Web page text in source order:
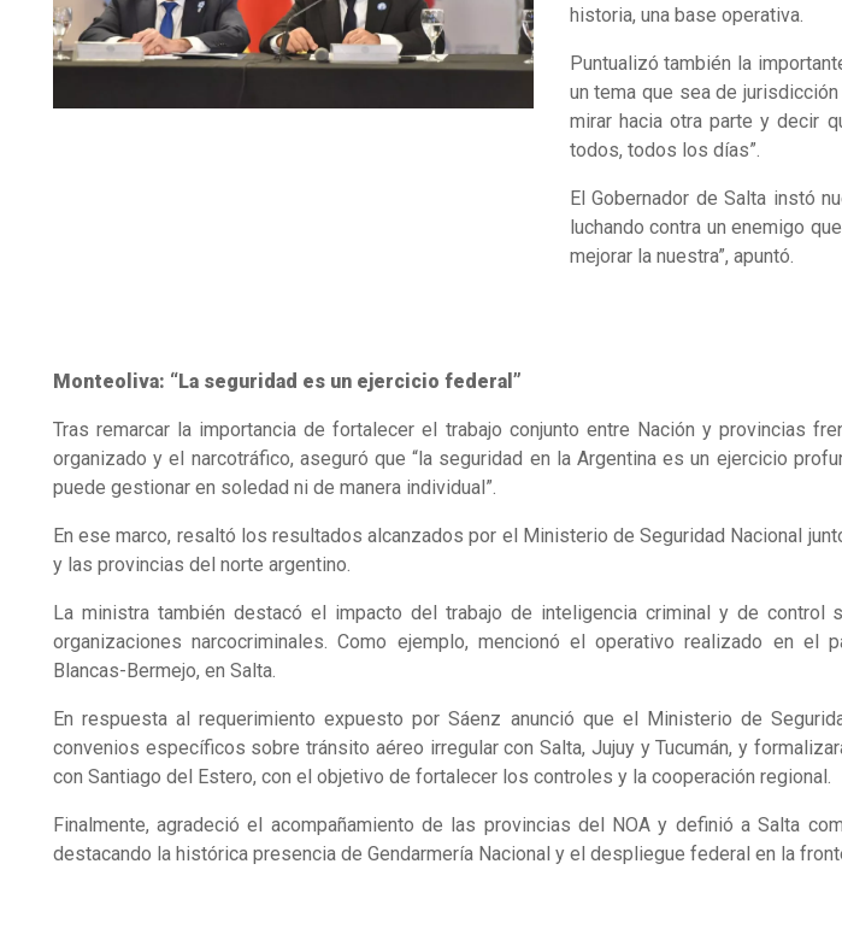
historia, una base operativa.
Puntualizó también la
un tema que sea de
mirar hacia otra parte y decir
todos, todos los días”.
El Gobernador de Salta instó
luchando contra un enemigo
mejorar la nuestra”, apuntó.
Monteoliva: “La seguridad es un ejercicio federal”
Tras remarcar la importancia de fortalecer el trabajo conjunto entre Nación y provincias
organizado y el narcotráfico, aseguró que “la seguridad en la Argentina es un ejercicio
puede gestionar en soledad ni de manera individual”.
En ese marco, resaltó los resultados alcanzados por el Ministerio de Seguridad Nacional
y las provincias del norte argentino.
La ministra también destacó el impacto del trabajo de inteligencia criminal y de control
organizaciones narcocriminales. Como ejemplo, mencionó el operativo realizado en el
Blancas-Bermejo, en Salta.
En respuesta al requerimiento expuesto por Sáenz anunció que el Ministerio de
convenios específicos sobre tránsito aéreo irregular con Salta, Jujuy y Tucumán, y
con Santiago del Estero, con el objetivo de fortalecer los controles y la cooperación regional.
Finalmente, agradeció el acompañamiento de las provincias del NOA y definió a Salta
destacando la histórica presencia de Gendarmería Nacional y el despliegue federal en la